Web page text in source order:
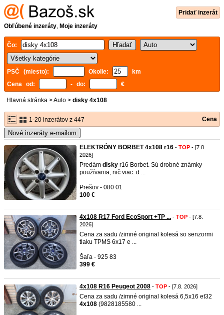
Pridať inzerát
Obľúbené inzeráty, Moje inzeráty
Čo:
PSČ (miesto): Okolie:
km
Cena od:
- do: €
Hlavná stránka >Auto > disky 4x108
1-20 inzerátov z 447 Cena
Nové inzeráty e-mailom
ELEKTRÓNY BORBET 4x108 r16 - TOP - [7.8.
2026]
Predám disky r16 Borbet. Sú drobné známky
používania, nič viac. d ...
Prešov - 080 01
100 €
4x108 R17 Ford EcoSport +TP ... - TOP - [7.8.
2026]
Cena za sadu /zimné original kolesá so senzormi
tlaku TPMS 6x17 e ...
Šaľa - 925 83
399 €
4x108 R16 Peugeot 2008 - TOP - [7.8. 2026]
Cena za sadu /zimné original kolesá 6,5x16 et32
4x108 (9828185580 ...